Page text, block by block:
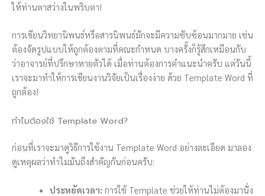
ให้ท่านตาสว่างในพริบตา!
การเขียนวิทยานิพนธ์หรือสารนิพนธ์มักจะมีความซับซ้อนมากมาย เช่น
ต้องจัดรูปแบบให้ถูกต้องตามที่คณะกำหนด บางครั้งก็รู้สึกเหมือนกับ
ว่าอาจารย์ที่ปรึกษาหายตัวได้ เมื่อท่านต้องการคำแนะนำครับ แต่วันนี้
เราจะมาทำให้การเขียนงานวิจัยเป็นเรื่องง่าย ด้วย Template Word ที่
ถูกต้อง!
ทำไมต้องใช้ Template Word?
ก่อนที่เราจะมาดูวิธีการใช้งาน Template Word อย่างละเอียด มาลอง
ดูเหตุผลว่าทำไมมันถึงสำคัญกันก่อนครับ:
ประหยัดเวลา: การใช้ Template ช่วยให้ท่านไม่ต้องมานั่ง